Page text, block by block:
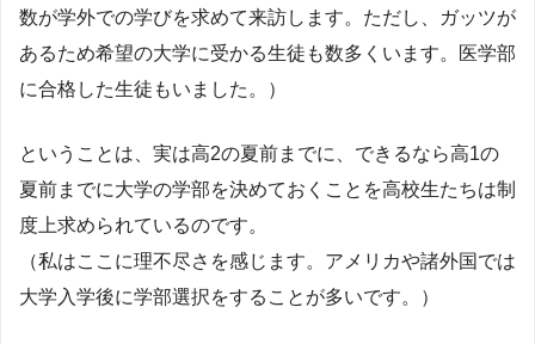
数が学外での学びを求めて来訪します。ただし、ガッツが
あるため希望の大学に受かる生徒も数多くいます。医学部
に合格した生徒もいました。）
ということは、実は高2の夏前までに、できるなら高1の
夏前までに大学の学部を決めておくことを高校生たちは制
度上求められているのです。
（私はここに理不尽さを感じます。アメリカや諸外国では
大学入学後に学部選択をすることが多いです。）